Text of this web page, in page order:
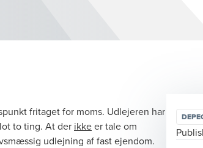
fritaget for moms. Udlejeren har
to ting. At der ikkeer tale om
udlejning af fast ejendom.